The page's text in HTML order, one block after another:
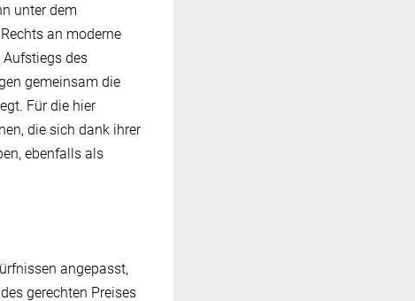
unter dem
an moderne
des
gemeinsam die
Für die hier
die sich dank ihrer
ebenfalls als
angepasst,
gerechten Preises